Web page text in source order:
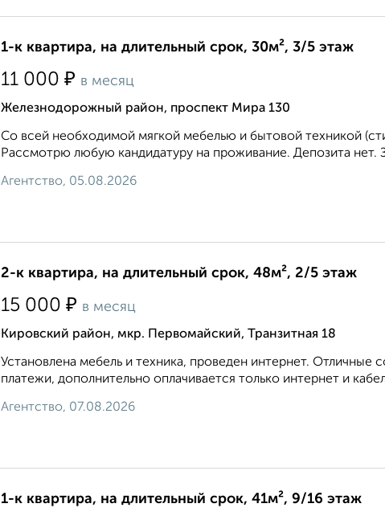
1-к квартира, на длительный срок, 30м², 3/5 этаж
11 000 ₽ в месяц
Железнодорожный район, проспект Мира 130
Со всей необходимой мягкой мебелью и бытовой техникой
Рассмотрю любую кандидатуру на проживание. Депозита нет.
Агентство, 05.08.2026
2-к квартира, на длительный срок, 48м², 2/5 этаж
15 000 ₽ в месяц
Кировский район, мкр. Первомайский, Транзитная 18
Установлена мебель и техника, проведен интернет.
платежи, дополнительно оплачивается только интернет и
Агентство, 07.08.2026
1-к квартира, на длительный срок, 41м², 9/16 этаж